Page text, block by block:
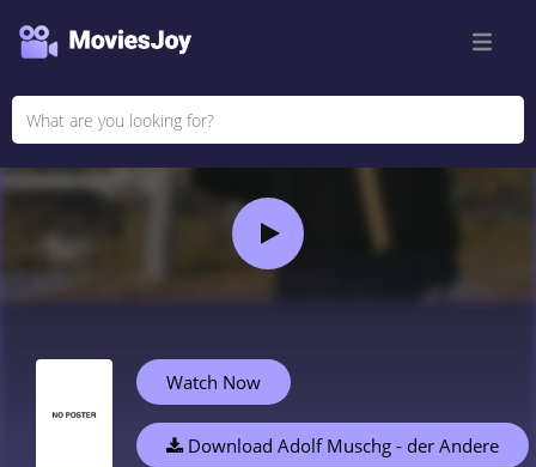
Watch Now
Download Adolf Muschg - der Andere